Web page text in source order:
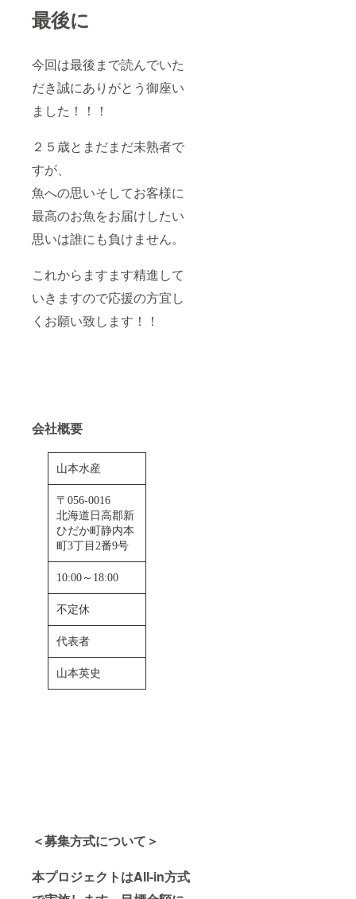
最後に
今回は最後まで読んでいた
だき誠にありがとう御座い
ました！！！
２５歳とまだまだ未熟者で
すが、
魚への思いそしてお客様に
最高のお魚をお届けしたい
思いは誰にも負けません。
これからますます精進して
いきますので応援の方宜し
くお願い致します！！
会社概要
山本水産
〒056-0016
北海道日高郡新
ひだか町静内本
町3丁目2番9号
10:00～18:00
不定休
代表者
山本英史
＜募集方式について＞
本プロジェクトはAll-in方式